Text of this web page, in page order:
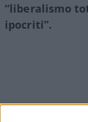
“liberalismo
ipocriti”.